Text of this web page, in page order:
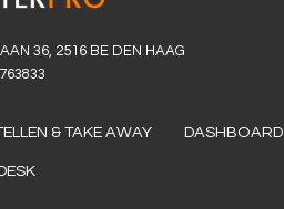
36, 2516 BE DEN HAAG
& TAKE AWAY DASHBOARD